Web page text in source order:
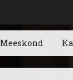
Meeskond